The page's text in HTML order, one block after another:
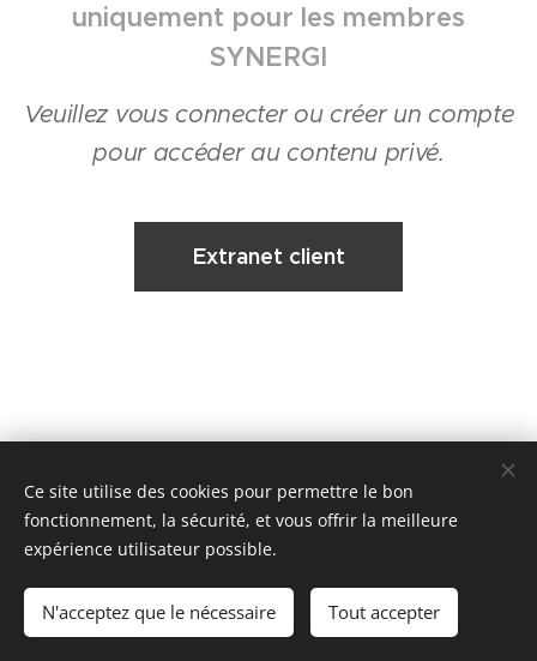
uniquement pour les membres
SYNERGI
Veuillez vous connecter ou créer un compte
pour accéder au contenu privé.
Extranet client
© 2020 SYNERGI
CARTE PRO : CPI9501201700016905 - Adhérent SNPI n°18416
Cookies
Ce site utilise des cookies pour permettre le bon
fonctionnement, la sécurité, et vous offrir la meilleure
expérience utilisateur possible.
N'acceptez que le nécessaire Tout accepter